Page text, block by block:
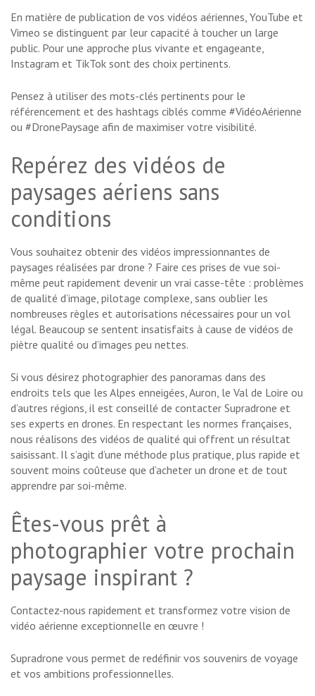
En matière de publication de vos vidéos aériennes, YouTube et
Vimeo se distinguent par leur capacité à toucher un large
public. Pour une approche plus vivante et engageante,
Instagram et TikTok sont des choix pertinents.
Pensez à utiliser des mots-clés pertinents pour le
référencement et des hashtags ciblés comme #VidéoAérienne
ou #DronePaysage afin de maximiser votre visibilité.
Repérez des vidéos de
paysages aériens sans
conditions
Vous souhaitez obtenir des vidéos impressionnantes de
paysages réalisées par drone ? Faire ces prises de vue soi-
même peut rapidement devenir un vrai casse-tête : problèmes
de qualité d’image, pilotage complexe, sans oublier les
nombreuses règles et autorisations nécessaires pour un vol
légal. Beaucoup se sentent insatisfaits à cause de vidéos de
piètre qualité ou d’images peu nettes.
Si vous désirez photographier des panoramas dans des
endroits tels que les Alpes enneigées, Auron, le Val de Loire ou
d’autres régions, il est conseillé de contacter Supradrone et
ses experts en drones. En respectant les normes françaises,
nous réalisons des vidéos de qualité qui offrent un résultat
saisissant. Il s’agit d’une méthode plus pratique, plus rapide et
souvent moins coûteuse que d’acheter un drone et de tout
apprendre par soi-même.
Êtes-vous prêt à
photographier votre prochain
paysage inspirant ?
Contactez-nous rapidement et transformez votre vision de
vidéo aérienne exceptionnelle en œuvre !
Supradrone vous permet de redéfinir vos souvenirs de voyage
et vos ambitions professionnelles.